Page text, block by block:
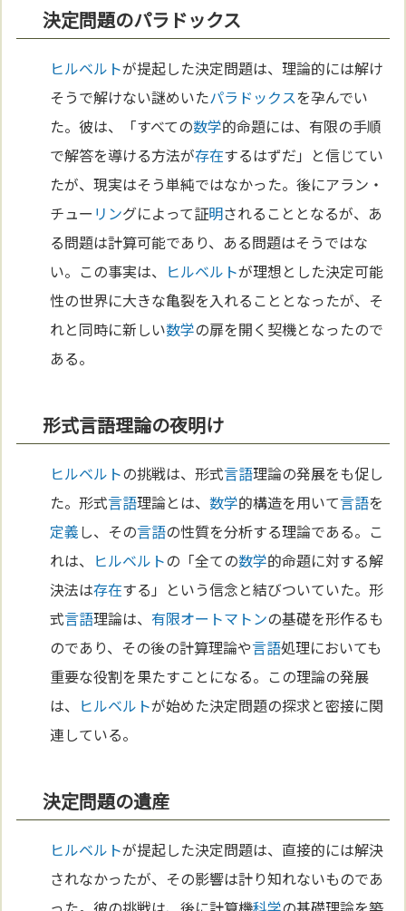
決定問題のパラドックス
ヒルベルトが提起した決定問題は、理論的には解け
そうで解けない謎めいたパラドックスを孕んでい
た。彼は、「すべての数学的命題には、有限の手順
で解答を導ける方法が存在するはずだ」と信じてい
たが、現実はそう単純ではなかった。後にアラン・
チュー リングによって証明されることとなるが、あ
る問題は計算可能であり、ある問題はそうではな
い。この事実は、 ヒルベルトが理想とした決定可能
性の世界に大きな亀裂を入れることとなったが、そ
れと同時に新しい数学の扉を開く契機となったので
ある。
形式言語理論の夜明け
ヒルベルトの挑戦は、形式言語理論の発展をも促し
た。形式言語理論とは、数学的構造を用いて言語を
定義し、その言語の性質を分析する理論である。こ
れは、 ヒルベルトの「全ての数学的命題に対する解
決法は存在する」という信念と結びついていた。形
式言語理論は、 有限オートマトンの基礎を形作るも
のであり、その後の計算理論や言語処理においても
重要な役割を果たすことになる。この理論の発展
は、 ヒルベルトが始めた決定問題の探求と密接に関
連している。
決定問題の遺産
ヒルベルトが提起した決定問題は、直接的には解決
されなかったが、その影響は計り知れないものであ